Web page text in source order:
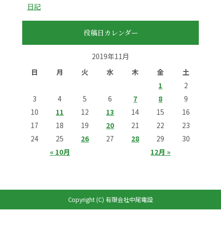
日記
投稿日カレンダー
2019年11月
日
月 火 水 木 金 土
« 10月 12月 »
1
2
3
4 5 6 7 8
9
10
11 12 13 14 15
16
17
18 19 20 21 22
23
24
25 26 27 28 29 30
Copyright (C) 有限会社中尾電設